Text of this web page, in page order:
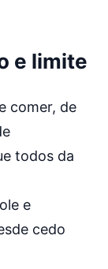
e limite
comer, de
todos da
e
cedo